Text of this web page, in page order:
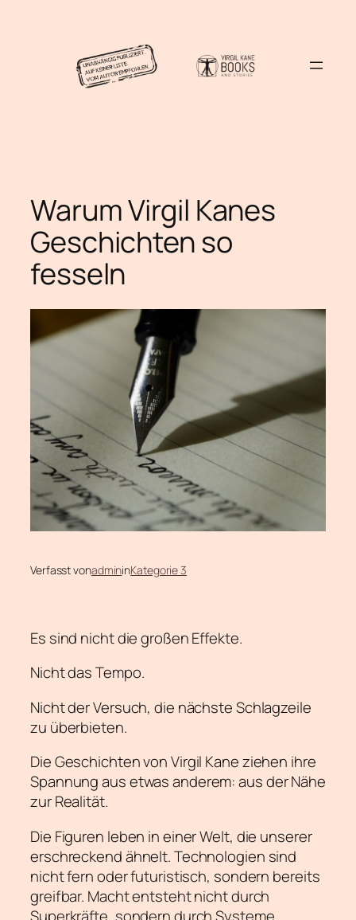
Warum Virgil Kanes
Geschichten so
fesseln
Verfasst vonadmininKategorie 3
Es sind nicht die großen Effekte.
Nicht das Tempo.
Nicht der Versuch, die nächste Schlagzeile
zu überbieten.
Die Geschichten von Virgil Kane ziehen ihre
Spannung aus etwas anderem: aus der Nähe
zur Realität.
Die Figuren leben in einer Welt, die unserer
erschreckend ähnelt. Technologien sind
nicht fern oder futuristisch, sondern bereits
greifbar. Macht entsteht nicht durch
Superkräfte, sondern durch Systeme,